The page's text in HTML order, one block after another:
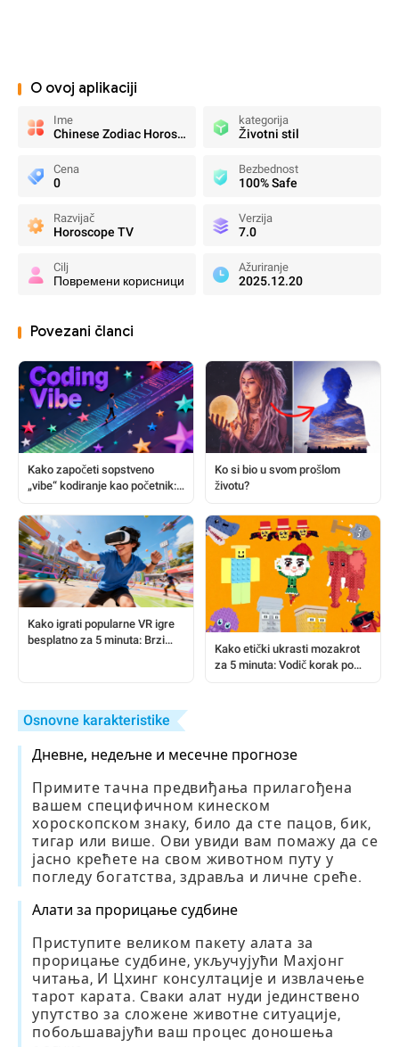
O ovoj aplikaciji
Ime
Chinese Zodiac Horoscopes
kategorija
Životni stil
Cena
0
Bezbednost
100% Safe
Razvijač
Horoscope TV
Verzija
7.0
Cilj
Повремени корисници
Ažuriranje
2025.12.20
Povezani članci
Kako započeti sopstveno
„vibe“ kodiranje kao početnik:
korak
Ko si bio u svom prošlom
životu?
Kako igrati popularne VR igre
besplatno za 5 minuta: Brzi
Kako etički ukrasti mozakrot
za 5 minuta: Vodič korak po
Osnovne karakteristike
Дневне, недељне и месечне прогнозе
Примите тачна предвиђања прилагођена
вашем специфичном кинеском
хороскопском знаку, било да сте пацов, бик,
тигар или више. Ови увиди вам помажу да се
јасно крећете на свом животном путу у
погледу богатства, здравља и личне среће.
Алати за прорицање судбине
Приступите великом пакету алата за
прорицање судбине, укључујући Махјонг
читања, И Цхинг консултације и извлачење
тарот карата. Сваки алат нуди јединствено
упутство за сложене животне ситуације,
побољшавајући ваш процес доношења